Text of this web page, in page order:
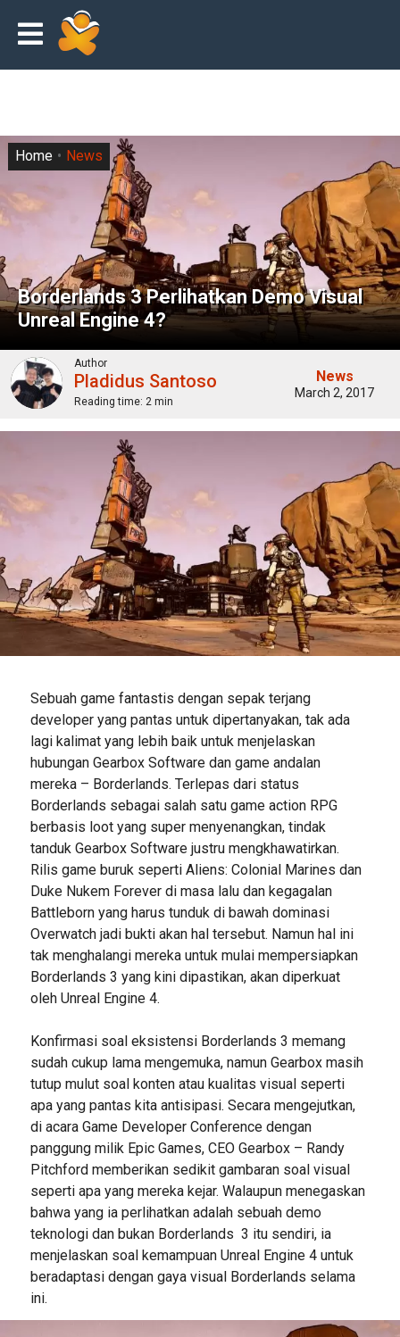
Borderlands 3 Perlihatkan Demo Visual
Unreal Engine 4?
Home News
Author
Pladidus Santoso
Reading time: 2 min
News
March 2, 2017
Sebuah game fantastis dengan sepak terjang
developer yang pantas untuk dipertanyakan, tak ada
lagi kalimat yang lebih baik untuk menjelaskan
hubungan Gearbox Software dan game andalan
mereka – Borderlands. Terlepas dari status
Borderlands sebagai salah satu game action RPG
berbasis loot yang super menyenangkan, tindak
tanduk Gearbox Software justru mengkhawatirkan.
Rilis game buruk seperti Aliens: Colonial Marines dan
Duke Nukem Forever di masa lalu dan kegagalan
Battleborn yang harus tunduk di bawah dominasi
Overwatch jadi bukti akan hal tersebut. Namun hal ini
tak menghalangi mereka untuk mulai mempersiapkan
Borderlands 3 yang kini dipastikan, akan diperkuat
oleh Unreal Engine 4.
Konfirmasi soal eksistensi Borderlands 3 memang
sudah cukup lama mengemuka, namun Gearbox masih
tutup mulut soal konten atau kualitas visual seperti
apa yang pantas kita antisipasi. Secara mengejutkan,
di acara Game Developer Conference dengan
panggung milik Epic Games, CEO Gearbox – Randy
Pitchford memberikan sedikit gambaran soal visual
seperti apa yang mereka kejar. Walaupun menegaskan
bahwa yang ia perlihatkan adalah sebuah demo
teknologi dan bukan Borderlands 3 itu sendiri, ia
menjelaskan soal kemampuan Unreal Engine 4 untuk
beradaptasi dengan gaya visual Borderlands selama
ini.